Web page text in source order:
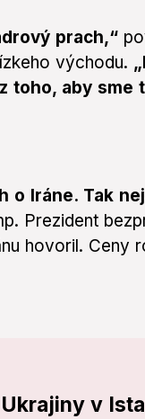
prach,“
východu.
toho, aby sme
o Iráne. Tak
Prezident
hovoril. Ceny
v